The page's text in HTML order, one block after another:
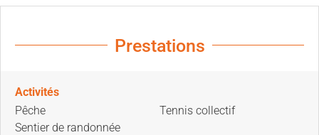
Prestations
Activités
Pêche
Sentier de randonnée
Tennis collectif